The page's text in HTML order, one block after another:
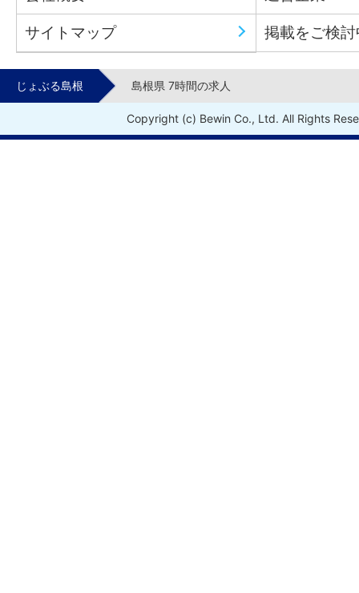
サイトマップ 掲載をご検
じょぶる島根 島根県 7時間の求人
Copyright (c) Bewin Co., Ltd. All Rights